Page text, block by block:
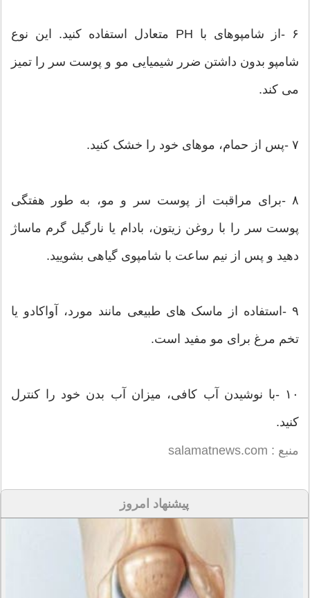
۶ -از شامپوهای با PH متعادل استفاده کنید. این نوع
شامپو بدون داشتن ضرر شیمیایی مو و پوست سر را تمیز
می کند.
۷ -پس از حمام، موهای خود را خشک کنید.
۸ -برای مراقبت از پوست سر و مو، به طور هفتگی
پوست سر را با روغن زیتون، بادام یا نارگیل گرم ماساژ
دهید و پس از نیم ساعت با شامپوی گیاهی بشویید.
۹ -استفاده از ماسک های طبیعی مانند مورد، آواکادو یا
تخم مرغ برای مو مفید است.
۱۰ -با نوشیدن آب کافی، میزان آب بدن خود را کنترل
کنید.
منبع : salamatnews.com
پیشنهاد امروز